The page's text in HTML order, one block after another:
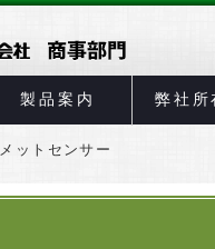
製品案内 弊社所
メットセンサー